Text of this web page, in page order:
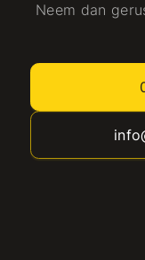
Neem dan